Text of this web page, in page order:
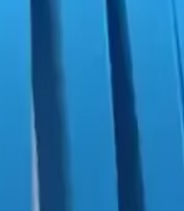
superior para aplicaciones electrónicas
-Blue Tape
un accesorio de alta calidad diseñado
que soporta el uso prolongado y